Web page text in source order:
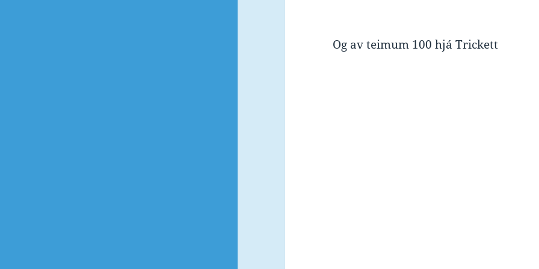
Og av teimum 100 hjá Trickett